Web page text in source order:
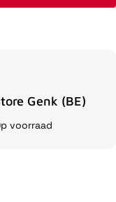
Genk (BE)
voorraad